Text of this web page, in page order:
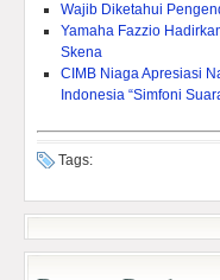
Wajib Diketahui
Yamaha Fazzio
Skena
CIMB Niaga Apresiasi
Indonesia “Simfoni
Tags: